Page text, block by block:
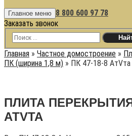
Главное меню 8 800 600 97 78
Заказать звонок
Главная » Частное домостроение »
ПК (ширина 1,8 м) » ПК 47-18-8 АтVта
ПЛИТА ПЕРЕКРЫТИЯ
АТVТА